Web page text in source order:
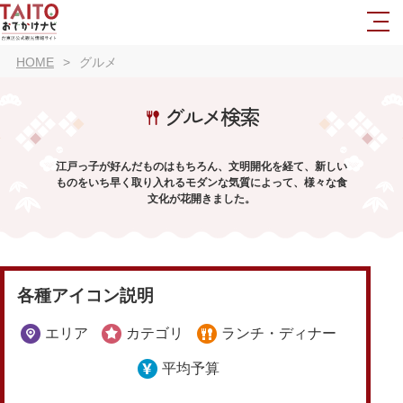
HOME グルメ
グルメ検索
江戸っ子が好んだものはもちろん、文明開化を経て、新しい
ものをいち早く取り入れるモダンな気質によって、様々な食
文化が花開きました。
各種アイコン説明
エリア カテゴリ ランチ・ディナー
平均予算